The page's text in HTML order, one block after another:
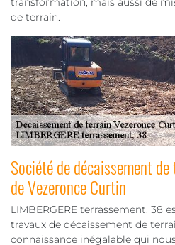
de terrain.
Société de décaissement
de Vezeronce Curtin
LIMBERGERE terrassement, 38
travaux de décaissement de
connaissance inégalable qui